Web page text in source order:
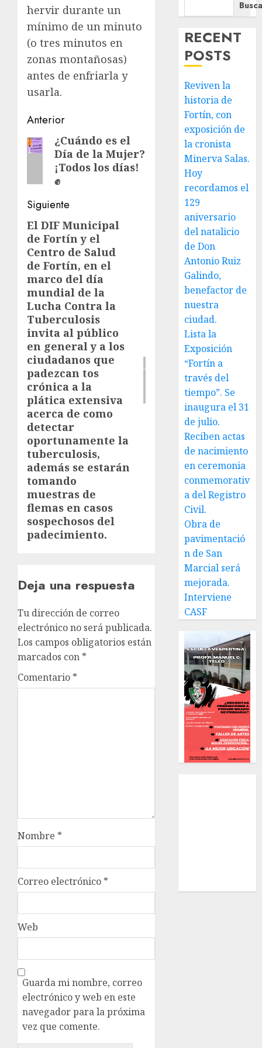
hervir durante un
mínimo de un minuto
(o tres minutos en
zonas montañosas)
antes de enfriarla y
usarla.
Navegación
de
entradas
Anterior
Entrada
anterior:
¿Cuándo es el
Día de la Mujer?
¡Todos los días!
✊
Siguiente
Siguiente
entrada:
El DIF Municipal
de Fortín y el
Centro de Salud
de Fortín, en el
marco del día
mundial de la
Lucha Contra la
Tuberculosis
invita al público
en general y a los
ciudadanos que
padezcan tos
crónica a la
plática extensiva
acerca de como
detectar
oportunamente la
tuberculosis,
además se estarán
tomando
muestras de
flemas en casos
sospechosos del
padecimiento.
Deja una respuesta
Tu dirección de correo
electrónico no será publicada.
Los campos obligatorios están
marcados con *
Comentario *
Nombre *
Correo electrónico *
Web
Guarda mi nombre, correo
electrónico y web en este
navegador para la próxima
vez que comente.
RECENT
POSTS
Reviven la
historia de
Fortín, con
exposición de
la cronista
Minerva Salas.
Hoy
recordamos el
129
aniversario
del natalicio
de Don
Antonio Ruiz
Galindo,
benefactor de
nuestra
ciudad.
Lista la
Exposición
“Fortín a
través del
tiempo”. Se
inaugura el 31
de julio.
Reciben actas
de nacimiento
en ceremonia
conmemorativ
a del Registro
Civil.
Obra de
pavimentació
n de San
Marcial será
mejorada.
Interviene
CASF